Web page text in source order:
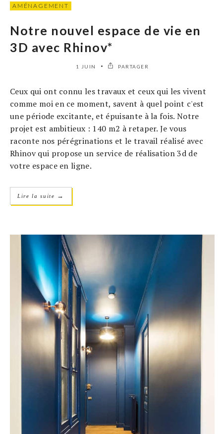
AMÉNAGEMENT
Notre nouvel espace de vie en
3D avec Rhinov*
1 JUIN PARTAGER
Ceux qui ont connu les travaux et ceux qui les vivent
comme moi en ce moment, savent à quel point c'est
une période excitante, et épuisante à la fois. Notre
projet est ambitieux : 140 m2 à retaper. Je vous
raconte nos pérégrinations et le travail réalisé avec
Rhinov qui propose un service de réalisation 3d de
votre espace en ligne.
Lire la suite →